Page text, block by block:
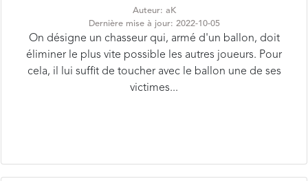
Auteur: aK
Dernière mise à jour: 2022-10-05
On désigne un chasseur qui, armé d'un ballon, doit
éliminer le plus vite possible les autres joueurs. Pour
cela, il lui suffit de toucher avec le ballon une de ses
victimes...